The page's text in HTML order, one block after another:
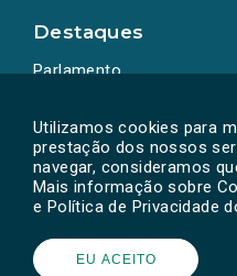
Utilizamos cookies para
prestação dos nossos
navegar, consideramos
Mais informação sobre
e Política de Privacidade
EU ACEITO
Destaques
Parlamento
Powered by © PAN